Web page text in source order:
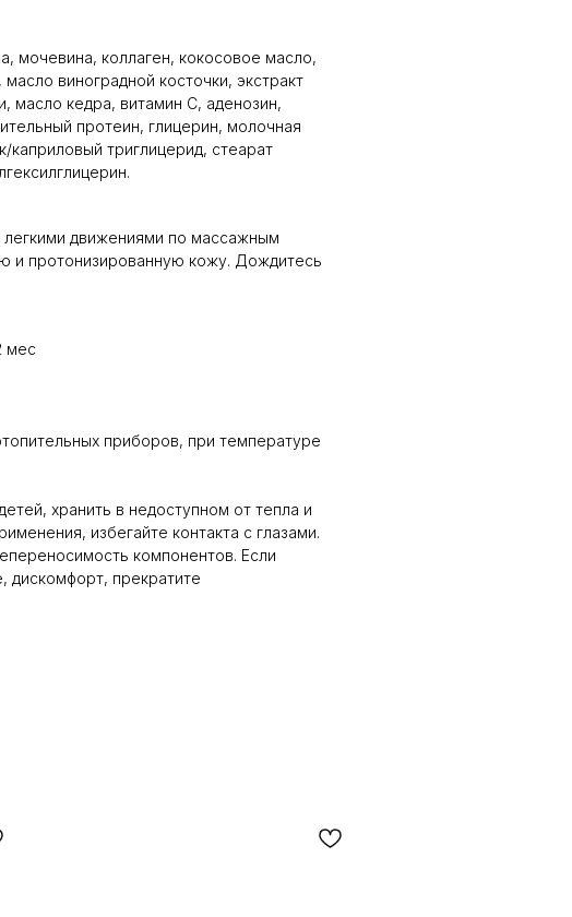
мочевина, коллаген, кокосовое масло,
виноградной косточки, экстракт
масло кедра, витамин С, аденозин,
протеин, глицерин, молочная
каприловый триглицерид, стеарат
легкими движениями по массажным
и протонизированную кожу. Дождитесь
мес
приборов, при температуре
хранить в недоступном от тепла и
избегайте контакта с глазами.
компонентов. Если
дискомфорт, прекратите